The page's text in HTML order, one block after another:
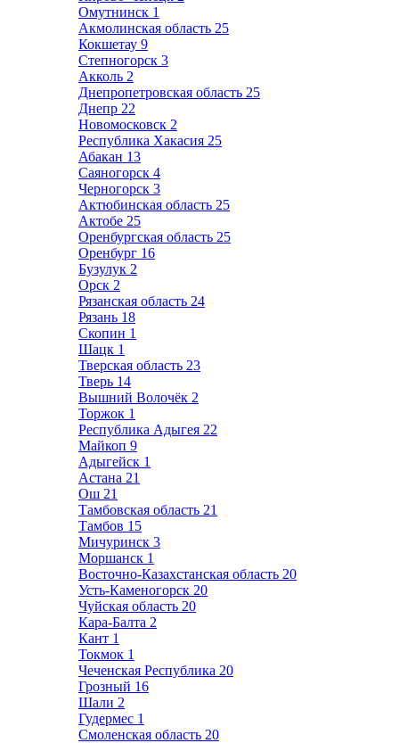
Омутнинск 1
Акмолинская область 25
Кокшетау 9
Степногорск 3
Акколь 2
Днепропетровская область 25
Днепр 22
Новомосковск 2
Республика Хакасия 25
Абакан 13
Саяногорск 4
Черногорск 3
Актюбинская область 25
Актобе 25
Оренбургская область 25
Оренбург 16
Бузулук 2
Орск 2
Рязанская область 24
Рязань 18
Скопин 1
Шацк 1
Тверская область 23
Тверь 14
Вышний Волочёк 2
Торжок 1
Республика Адыгея 22
Майкоп 9
Адыгейск 1
Астана 21
Ош 21
Тамбовская область 21
Тамбов 15
Мичуринск 3
Моршанск 1
Восточно-Казахстанская область 20
Усть-Каменогорск 20
Чуйская область 20
Кара-Балта 2
Кант 1
Токмок 1
Чеченская Республика 20
Грозный 16
Шали 2
Гудермес 1
Смоленская область 20